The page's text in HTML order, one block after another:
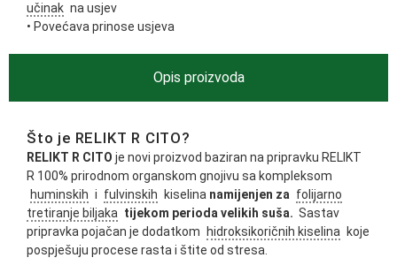
učinak na usjev
• Povećava prinose usjeva
Opis proizvoda
Što je RELIKT R CITO?
RELIKT R CITO je novi proizvod baziran na pripravku RELIKT
R 100% prirodnom organskom gnojivu sa kompleksom
huminskih i fulvinskih kiselina namijenjen za folijarno
tretiranje biljaka tijekom perioda velikih suša. Sastav
pripravka pojačan je dodatkom
hidroksikoričnih kiselina
koje
pospješuju procese rasta i štite od stresa.